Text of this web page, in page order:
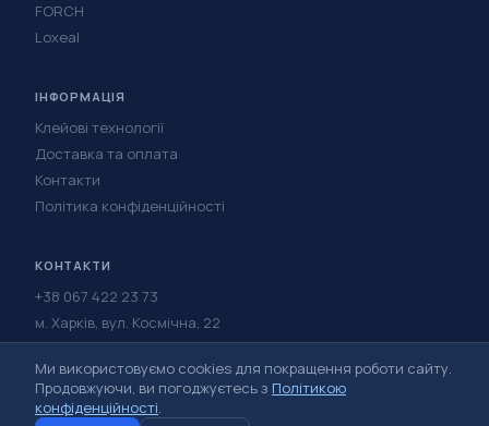
FORCH
Loxeal
ІНФОРМАЦІЯ
Клейові технології
Доставка та оплата
Контакти
Політика конфіденційності
КОНТАКТИ
+38 067 422 23 73
м. Харків, вул. Космічна, 22
Написати в Telegram
Написати у Viber
Ми використовуємо cookies для покращення роботи сайту.
Продовжуючи, ви погоджуєтесь з Політикою
конфіденційності.